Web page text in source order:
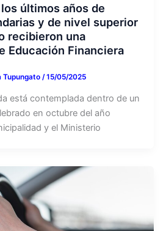
últimos años de
y de nivel superior
recibieron una
Educación Financiera
Tupungato /15/05/2025
está contemplada dentro de un
en octubre del año
y el Ministerio